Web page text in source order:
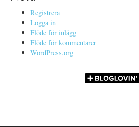
Registrera
Logga in
Flöde för inlägg
Flöde för kommentarer
WordPress.org